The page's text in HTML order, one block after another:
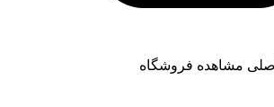
مشاهده فروشگاه